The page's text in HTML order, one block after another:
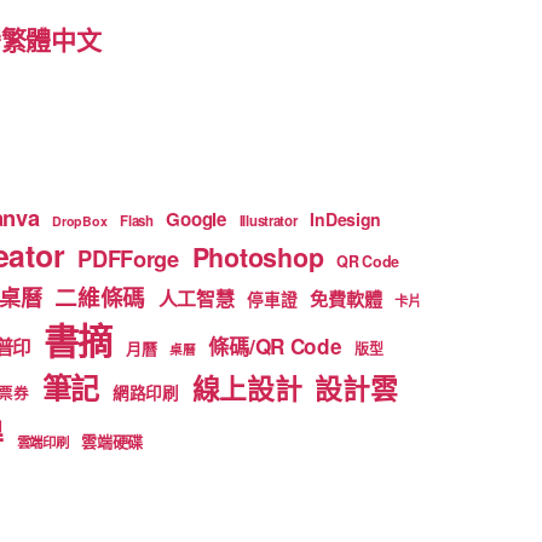
體中文
DropBox Flash Google Illustrator InDesign
PDFForge Photoshop QR Code
曆 二維條碼 人工智慧 停車證 免費軟體 卡片
印 書摘 月曆 桌曆 條碼/QR Code 版型
券 筆記 網路印刷 線上設計 設計雲
雲端印刷 雲端硬碟